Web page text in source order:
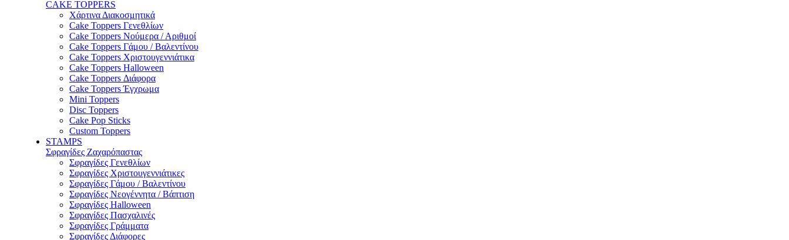
CAKE TOPPERS
Χάρτινα Διακοσμητικά
Cake Toppers Γενεθλίων
Cake Toppers Νούμερα / Αριθμοί
Cake Toppers Γάμου / Βαλεντίνου
Cake Toppers Χριστουγεννιάτικα
Cake Toppers Halloween
Cake Toppers Διάφορα
Cake Toppers Έγχρωμα
Mini Toppers
Disc Toppers
Cake Pop Sticks
Custom Toppers
STAMPS
Σφραγίδες Ζαχαρόπαστας
Σφραγίδες Γενεθλίων
Σφραγίδες Χριστουγεννιάτικες
Σφραγίδες Γάμου / Βαλεντίνου
Σφραγίδες Νεογέννητα / Βάπτιση
Σφραγίδες Halloween
Σφραγίδες Πασχαλινές
Σφραγίδες Γράμματα
Σφραγίδες Διάφορες